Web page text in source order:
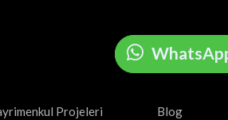
Projeleri Blog